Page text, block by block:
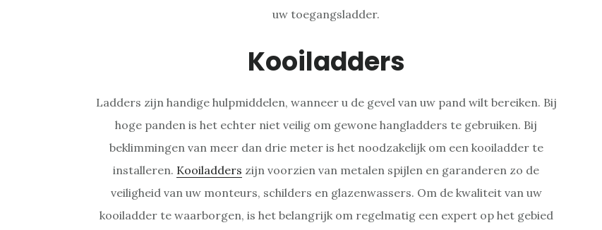
uw toegangsladder.
Kooiladders
Ladders zijn handige hulpmiddelen, wanneer u de gevel van uw pand wilt bereiken. Bij
hoge panden is het echter niet veilig om gewone hangladders te gebruiken. Bij
beklimmingen van meer dan drie meter is het noodzakelijk om een kooiladder te
installeren. Kooiladders zijn voorzien van metalen spijlen en garanderen zo de
veiligheid van uw monteurs, schilders en glazenwassers. Om de kwaliteit van uw
kooiladder te waarborgen, is het belangrijk om regelmatig een expert op het gebied